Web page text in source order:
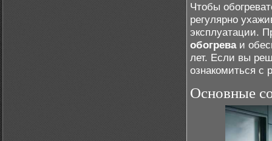
Чтобы
регулярно
эксплуатации.
обогреваи
лет. Если вы
ознакомиться с
Основные